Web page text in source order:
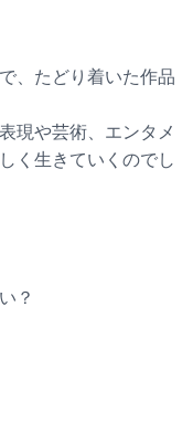
、たどり着いた作品
現や芸術、エンタメ
く生きていくのでし
？